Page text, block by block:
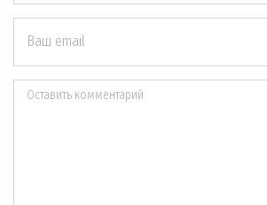
Ваш email
Оставить комментарий